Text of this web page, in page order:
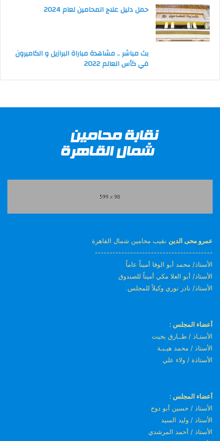
حمل دليل علاج المحامين لعام 2024
بث مباشر .. مشاهدة مباراة البرازيل و الكاميرون
في كأس العالم 2022
عمرو محى الدين نقيب محامين شمال القاهرة
----------------------------------------
الأستاذ/ محمد أبو الوفا أميناً عاماً
الأستاذ/ أبو العلا مكي أميناً للصندوق
الأستاذ/ نادر نوري وكيلاً للمجلس.
أعضاء المجلس :
الأستـاذ / طــارق بخيت
الأستاذ / محمد هيـبـة
الأستاذة / ولاء علي
أعضاء المجلس :
الأستاذ / حسين أبو دوح
الأستاذ / وليد السيد
الأستاذ / أحمد المرشدي